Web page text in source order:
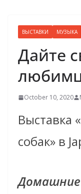
ВЫСТАВКИ МУЗЫКА
Дайте
October 10, 2020
Выставка
собак» в